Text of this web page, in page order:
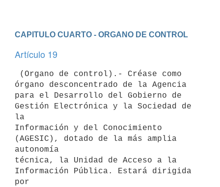
CAPITULO CUARTO - ORGANO DE CONTROL
Artículo 19
órgano desconcentrado de la Agencia
para el Desarrollo del Gobierno de
Gestión Electrónica y la Sociedad de
la
Información y del Conocimiento
(AGESIC), dotado de la más amplia
autonomía
técnica, la Unidad de Acceso a la
Información Pública. Estará dirigida
por